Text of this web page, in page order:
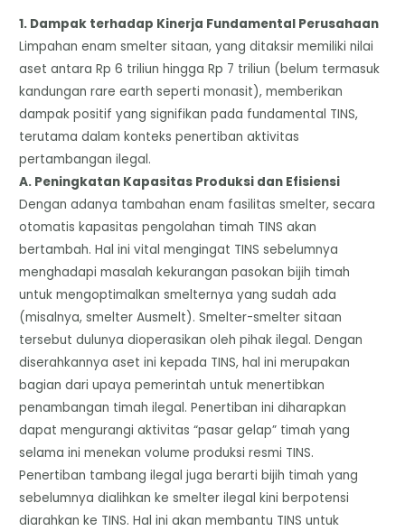
​1. Dampak terhadap Kinerja Fundamental Perusahaan
​Limpahan enam smelter sitaan, yang ditaksir memiliki nilai
aset antara Rp 6 triliun hingga Rp 7 triliun (belum termasuk
kandungan rare earth seperti monasit), memberikan
dampak positif yang signifikan pada fundamental TINS,
terutama dalam konteks penertiban aktivitas
pertambangan ilegal.
​A. Peningkatan Kapasitas Produksi dan Efisiensi
​Dengan adanya tambahan enam fasilitas smelter, secara
otomatis kapasitas pengolahan timah TINS akan
bertambah. Hal ini vital mengingat TINS sebelumnya
menghadapi masalah kekurangan pasokan bijih timah
untuk mengoptimalkan smelternya yang sudah ada
(misalnya, smelter Ausmelt). Smelter-smelter sitaan
tersebut dulunya dioperasikan oleh pihak ilegal. Dengan
diserahkannya aset ini kepada TINS, hal ini merupakan
bagian dari upaya pemerintah untuk menertibkan
penambangan timah ilegal. Penertiban ini diharapkan
dapat mengurangi aktivitas “pasar gelap” timah yang
selama ini menekan volume produksi resmi TINS.
Penertiban tambang ilegal juga berarti bijih timah yang
sebelumnya dialihkan ke smelter ilegal kini berpotensi
diarahkan ke TINS. Hal ini akan membantu TINS untuk